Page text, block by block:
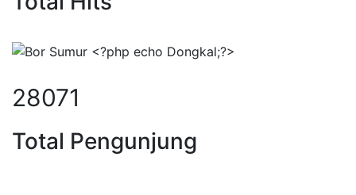
36341
Total Pengunjung